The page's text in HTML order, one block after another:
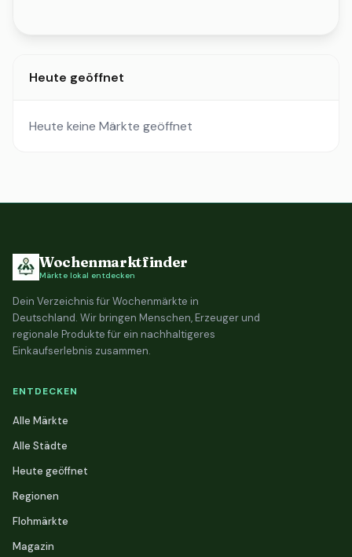
Heute geöffnet
Heute keine Märkte geöffnet
Wochenmarktfinder
Märkte lokal entdecken
Dein Verzeichnis für Wochenmärkte in
Deutschland. Wir bringen Menschen, Erzeuger und
regionale Produkte für ein nachhaltigeres
Einkaufserlebnis zusammen.
ENTDECKEN
Alle Märkte
Alle Städte
Heute geöffnet
Regionen
Flohmärkte
Magazin